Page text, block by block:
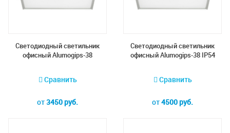
Светодиодный светильник
офисный Alumogips-38
Сравнить
от3450 руб.
Светодиодный светильник
офисный Alumogips-38 IP54
Сравнить
от4500 руб.